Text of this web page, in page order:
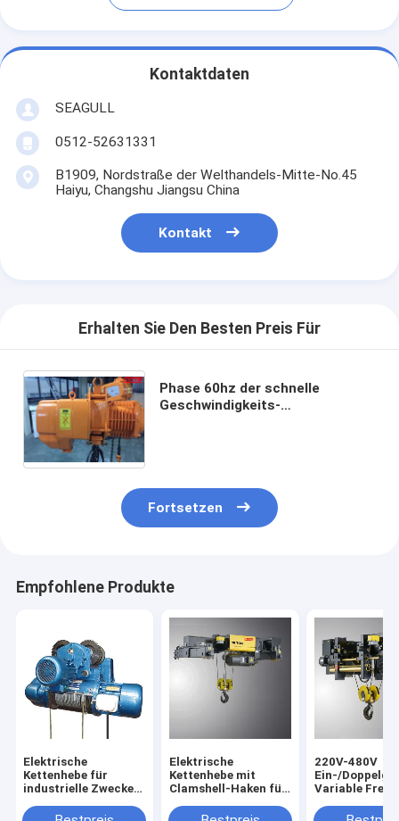
Kontaktdaten
SEAGULL
0512-52631331
B1909, Nordstraße der Welthandels-Mitte-No.45
Haiyu, Changshu Jiangsu China
Kontakt
Erhalten Sie Den Besten Preis Für
Phase 60hz der schnelle
Geschwindigkeits-
Fortsetzen
Empfohlene Produkte
Elektrische
Kettenhebe für
industrielle Zwecke
Schutzklassen und
Elektrische
Kettenhebe mit
Clamshell-Haken für
220V-480V
Ein-/
Variable
Motorleistung